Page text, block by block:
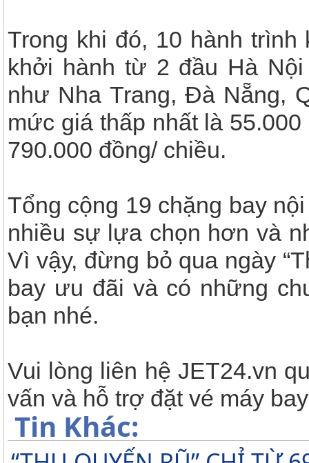
Trong khi đó, 10 hành trình
khởi hành từ 2 đầu Hà
như Nha Trang, Đà Nẵng,
mức giá thấp nhất là
790.000 đồng/ chiều.
Tổng cộng 19 chặng bay
nhiều sự lựa chọn hơn và
Vì vậy, đừng bỏ qua ngày
bay ưu đãi và có những
bạn nhé.
Vui lòng liên hệ JET24.vn
vấn và hỗ trợ đặt vé máy
Tin Khác: